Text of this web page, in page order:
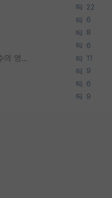
22
6
8
6
랩실 대학원생들 모두 능력 미달인건 지도교수의 영향 아닌가? 11
9
6
9